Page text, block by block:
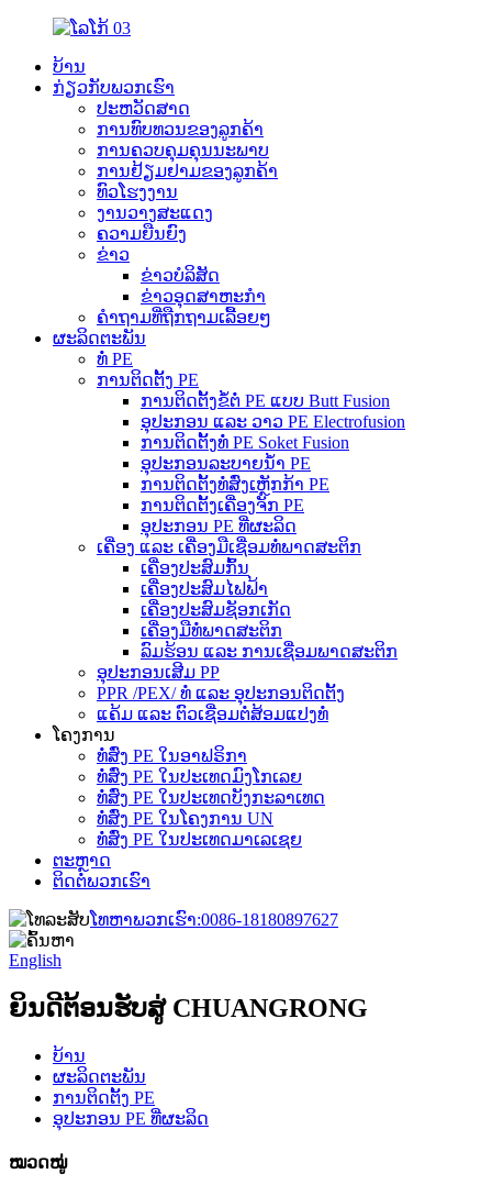
ບ້ານ
ກ່ຽວກັບພວກເຮົາ
ປະຫວັດສາດ
ການທົບທວນຂອງລູກຄ້າ
ການຄວບຄຸມຄຸນນະພາບ
ການຢ້ຽມຢາມຂອງລູກຄ້າ
ທົວໂຮງງານ
ງານວາງສະແດງ
ຄວາມຍືນຍົງ
ຂ່າວ
ຂ່າວບໍລິສັດ
ຂ່າວອຸດສາຫະກຳ
ຄຳຖາມທີ່ຖືກຖາມເລື້ອຍໆ
ຜະລິດຕະພັນ
ທໍ່ PE
ການຕິດຕັ້ງ PE
ການຕິດຕັ້ງຂໍ້ຕໍ່ PE ແບບ Butt Fusion
ອຸປະກອນ ແລະ ວາວ PE Electrofusion
ການຕິດຕັ້ງທໍ່ PE Soket Fusion
ອຸປະກອນລະບາຍນ້ຳ PE
ການຕິດຕັ້ງທໍ່ສົ່ງເຫຼັກກ້າ PE
ການຕິດຕັ້ງເຄື່ອງຈັກ PE
ອຸປະກອນ PE ທີ່ຜະລິດ
ເຄື່ອງ ແລະ ເຄື່ອງມືເຊື່ອມທໍ່ພາດສະຕິກ
ເຄື່ອງປະສົມກົ້ນ
ເຄື່ອງປະສົມໄຟຟ້າ
ເຄື່ອງປະສົມຊັອກເກັດ
ເຄື່ອງມືທໍ່ພາດສະຕິກ
ລົມຮ້ອນ ແລະ ການເຊື່ອມພາດສະຕິກ
ອຸປະກອນເສີມ PP
PPR /PEX/ ທໍ່ ແລະ ອຸປະກອນຕິດຕັ້ງ
ແຄ້ມ ແລະ ຕົວເຊື່ອມຕໍ່ສ້ອມແປງທໍ່
ໂຄງການ
ທໍ່ສົ່ງ PE ໃນອາຟຣິກາ
ທໍ່ສົ່ງ PE ໃນປະເທດມົງໂກເລຍ
ທໍ່ສົ່ງ PE ໃນປະເທດບັງກະລາເທດ
ທໍ່ສົ່ງ PE ໃນໂຄງການ UN
ທໍ່ສົ່ງ PE ໃນປະເທດມາເລເຊຍ
ຕະຫຼາດ
ຕິດຕໍ່ພວກເຮົາ
ໂທຫາພວກເຮົາ:0086-18180897627
English
ຍິນດີຕ້ອນຮັບສູ່ CHUANGRONG
ບ້ານ
ຜະລິດຕະພັນ
ການຕິດຕັ້ງ PE
ອຸປະກອນ PE ທີ່ຜະລິດ
ໝວດໝູ່